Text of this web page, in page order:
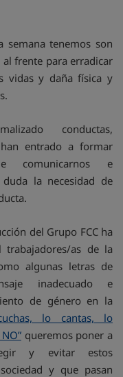
semana tenemos son
frente para erradicar
vidas y daña física y
conductas,
entrado a formar
comunicarnos e
la necesidad de
del Grupo FCC ha
as de la
algunas letras de
inadecuado e
de género en la
lo cantas, lo
queremos poner a
y evitar estos
y que pasan